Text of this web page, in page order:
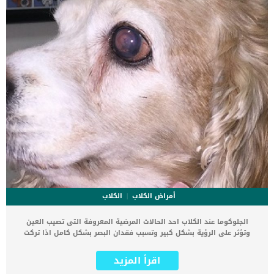
تعمل جميع الأدوية المذكورة سابقا على تخفيف اعراض […]
أمراض الكلاب
الكلاب
الجلوكوما عند الكلاب احد الحالات المرضية المعروفة التى تصيب العين
وتؤثر على الرؤية بشكل كبير وتسبب فقدان البصر بشكل كامل اذا تركت
وهي ناتجة عن عدم توازن في إنتاج السوائل والصرف الصحي. فى البداية
اقرأ المزيد